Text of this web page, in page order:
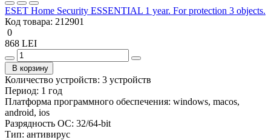
ESET Home Security ESSENTIAL 1 year. For protection 3 objects.
Код товара: 212901
0
868 LEI
В корзину
Количество устройств: 3 устройств
Период: 1 год
Платформа программного обеспечения: windows, macos,
android, ios
Разрядность ОС: 32/64-bit
Тип: антивирус